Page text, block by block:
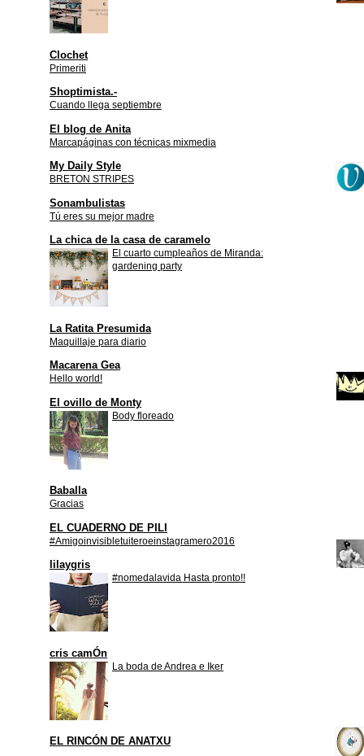
Clochet
Primeriti
Shoptimista.-
Cuando llega septiembre
El blog de Anita
Marcapáginas con técnicas mixmedia
My Daily Style
BRETON STRIPES
Sonambulistas
Tú eres su mejor madre
La chica de la casa de caramelo
El cuarto cumpleaños de Miranda:
gardening party
La Ratita Presumida
Maquillaje para diario
Macarena Gea
Hello world!
El ovillo de Monty
Body floreado
Baballa
Gracias
EL CUADERNO DE PILI
#Amigoinvisibletuiteroeinstagramero2016
lilaygris
#nomedalavida Hasta pronto!!
cris camÓn
La boda de Andrea e Iker
EL RINCÓN DE ANATXU